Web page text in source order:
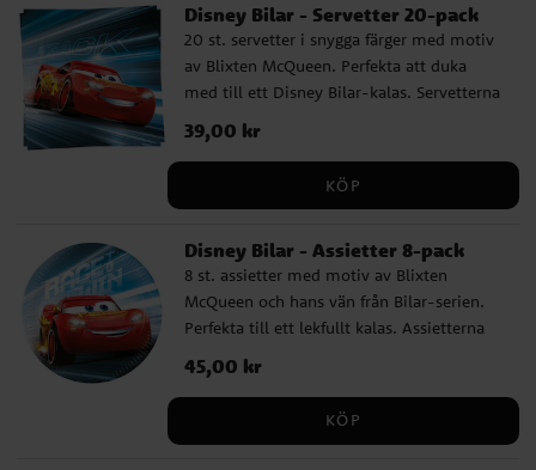
Disney Bilar - Servetter 20-pack
20 st. servetter i snygga färger med motiv
av Blixten McQueen. Perfekta att duka
med till ett Disney Bilar-kalas. Servetterna
är tillverkade av miljövänligt FSC-
certifierat papper, har två lager och är ca
Pris:39,00 kr
39,00 kr
KÖP
Disney Bilar - Assietter 8-pack
8 st. assietter med motiv av Blixten
McQueen och hans vän från Bilar-serien.
Perfekta till ett lekfullt kalas. Assietterna
är tillverkade av FSC-certifierat,
miljövänligt papper och har en diameter
Pris:45,00 kr
45,00 kr
KÖP